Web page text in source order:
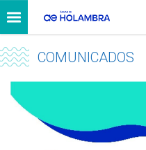
COMUNICADOS